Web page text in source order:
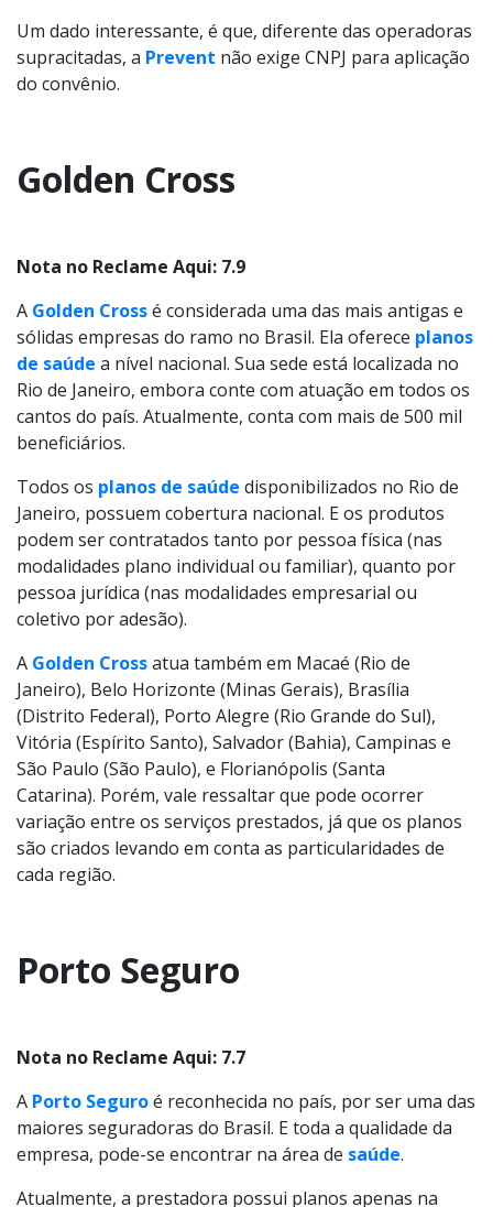
Um dado interessante, é que, diferente das operadoras
supracitadas, a Prevent não exige CNPJ para aplicação
do convênio.
Golden Cross
Nota no Reclame Aqui: 7.9
A Golden Crossé considerada uma das mais antigas e
sólidas empresas do ramo no Brasil. Ela oferece planos
de saúde a nível nacional. Sua sede está localizada no
Rio de Janeiro, embora conte com atuação em todos os
cantos do país. Atualmente, conta com mais de 500 mil
beneficiários.
Todos os planos de saúde disponibilizados no Rio de
Janeiro, possuem cobertura nacional. E os produtos
podem ser contratados tanto por pessoa física (nas
modalidades plano individual ou familiar), quanto por
pessoa jurídica (nas modalidades empresarial ou
coletivo por adesão).
A Golden Crossatua também em Macaé (Rio de
Janeiro), Belo Horizonte (Minas Gerais), Brasília
(Distrito Federal), Porto Alegre (Rio Grande do Sul),
Vitória (Espírito Santo), Salvador (Bahia), Campinas e
São Paulo (São Paulo), e Florianópolis (Santa
Catarina). Porém, vale ressaltar que pode ocorrer
variação entre os serviços prestados, já que os planos
são criados levando em conta as particularidades de
cada região.
Porto Seguro
Nota no Reclame Aqui: 7.7
A Porto Seguroé reconhecida no país, por ser uma das
maiores seguradoras do Brasil. E toda a qualidade da
empresa, pode-se encontrar na área de saúde.
Atualmente, a prestadora possui planos apenas na